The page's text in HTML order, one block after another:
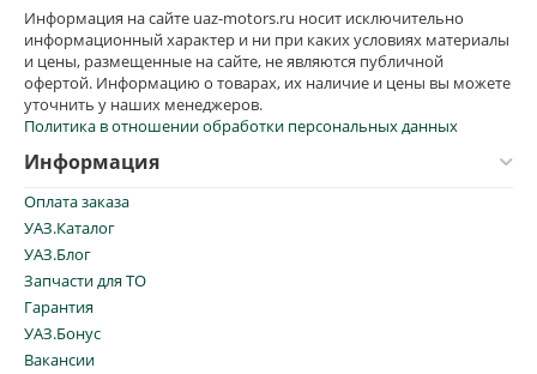
Информация на сайте uaz-motors.ru носит исключительно
информационный характер и ни при каких условиях материалы
и цены, размещенные на сайте, не являются публичной
офертой. Информацию о товарах, их наличие и цены вы можете
уточнить у наших менеджеров.
Политика в отношении обработки персональных данных
Информация
Оплата заказа
УАЗ.Каталог
УАЗ.Блог
Запчасти для ТО
Гарантия
УАЗ.Бонус
Вакансии